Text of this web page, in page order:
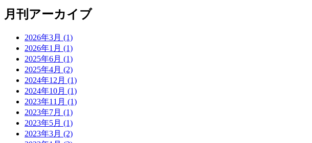
月刊アーカイブ
2026年3月 (1)
2026年1月 (1)
2025年6月 (1)
2025年4月 (2)
2024年12月 (1)
2024年10月 (1)
2023年11月 (1)
2023年7月 (1)
2023年5月 (1)
2023年3月 (2)